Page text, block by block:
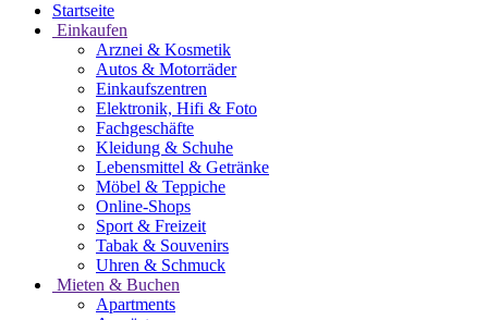
Startseite
Einkaufen
Arznei & Kosmetik
Autos & Motorräder
Einkaufszentren
Elektronik, Hifi & Foto
Fachgeschäfte
Kleidung & Schuhe
Lebensmittel & Getränke
Möbel & Teppiche
Online-Shops
Sport & Freizeit
Tabak & Souvenirs
Uhren & Schmuck
Mieten & Buchen
Apartments